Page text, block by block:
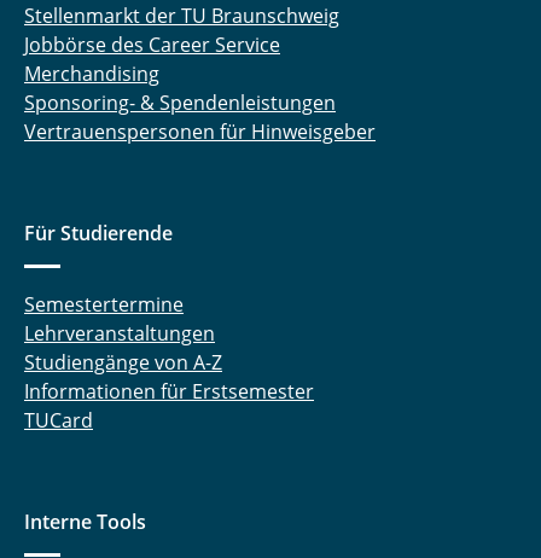
Stellenmarkt der TU Braunschweig
Jobbörse des Career Service
Merchandising
Sponsoring- & Spendenleistungen
Vertrauenspersonen für Hinweisgeber
Für Studierende
Semestertermine
Lehrveranstaltungen
Studiengänge von A-Z
Informationen für Erstsemester
TUCard
Interne Tools